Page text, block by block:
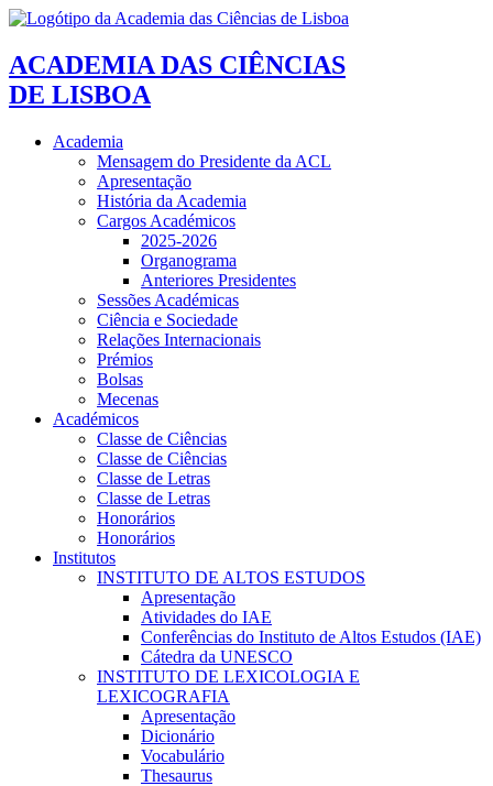
ACADEMIA DAS CIÊNCIAS
DE LISBOA
Academia
Mensagem do Presidente da ACL
Apresentação
História da Academia
Cargos Académicos
2025-2026
Organograma
Anteriores Presidentes
Sessões Académicas
Ciência e Sociedade
Relações Internacionais
Prémios
Bolsas
Mecenas
Académicos
Classe de Ciências
Classe de Ciências
Classe de Letras
Classe de Letras
Honorários
Honorários
Institutos
INSTITUTO DE ALTOS ESTUDOS
Apresentação
Atividades do IAE
Conferências do Instituto de Altos Estudos (IAE)
Cátedra da UNESCO
INSTITUTO DE LEXICOLOGIA E
LEXICOGRAFIA
Apresentação
Dicionário
Vocabulário
Thesaurus